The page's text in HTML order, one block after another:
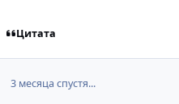
Цитата
3 месяца спустя...